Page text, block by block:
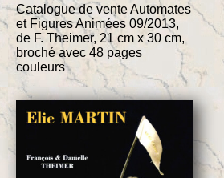
Catalogue de vente Automates
et Figures Animées 09/2013,
de F. Theimer, 21 cm x 30 cm,
broché avec 48 pages
couleurs